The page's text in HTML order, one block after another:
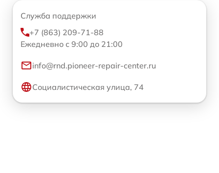
Служба поддержки
+7 (863) 209-71-88
Ежедневно с 9:00 до 21:00
info@rnd.pioneer-repair-center.ru
Социалистическая улица, 74